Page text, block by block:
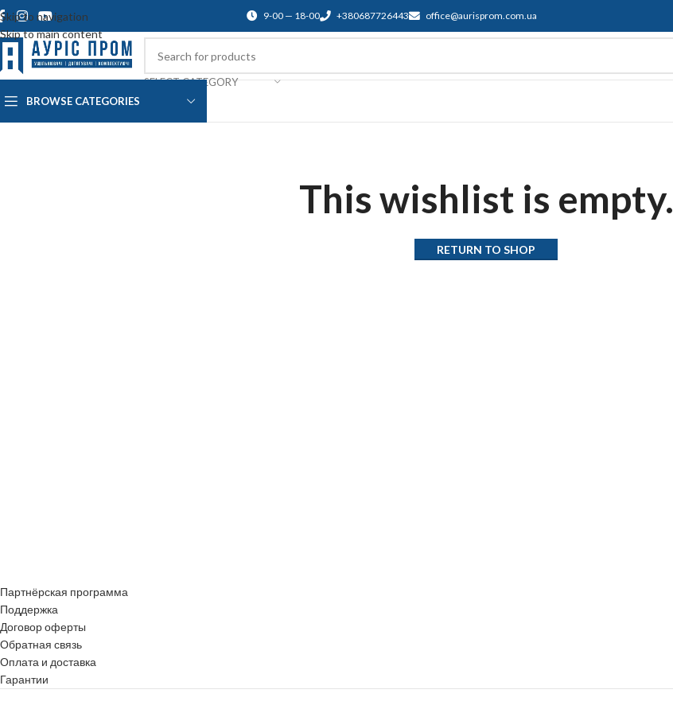
Skip to navigation
Skip to main content
9-00 — 18-00 +380687726443 office@aurisprom.com.ua
SELECT CATEGORY
BROWSE CATEGORIES
This wishlist is empty.
RETURN TO SHOP
Партнёрская программа
Поддержка
Договор оферты
Обратная связь
Оплата и доставка
Гарантии